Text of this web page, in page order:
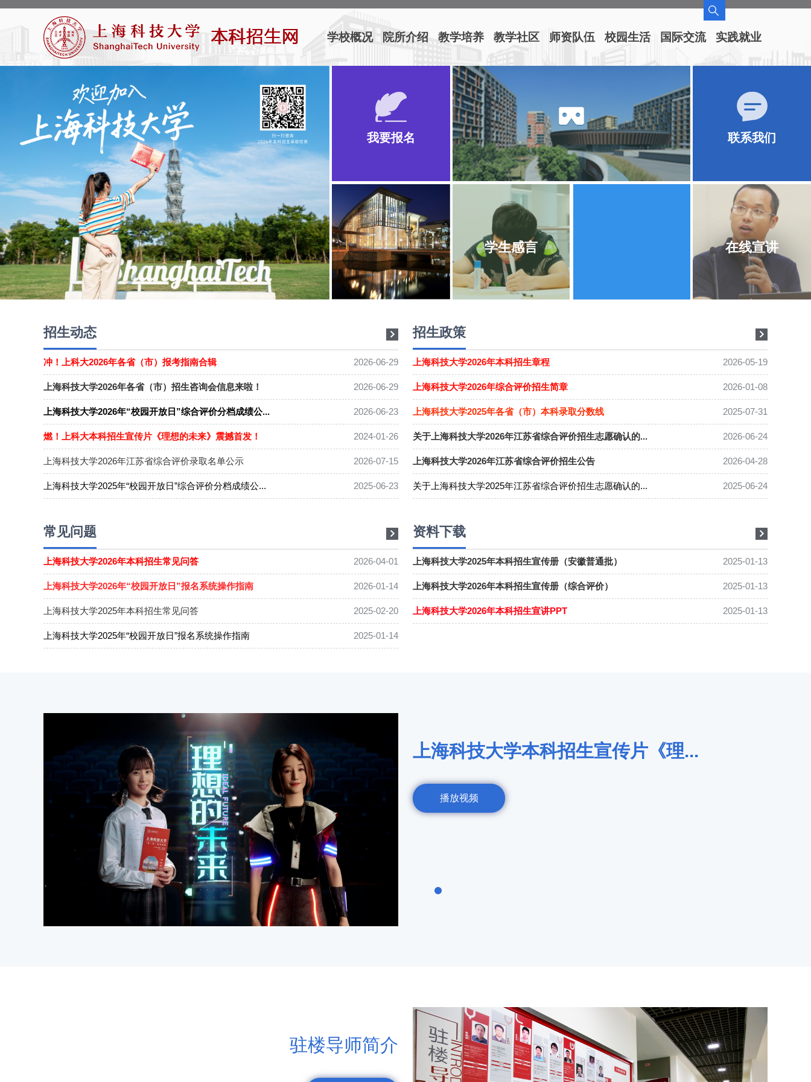
学校概况 院所介绍 教学培养 教学社区 师资队伍 校园生活 国际交流 实践就业
我要报名
学生感言
联系我们
在线宣讲
招生动态
冲！上科大2026年各省（市）报考指南合辑 2026-06-29
上海科技大学2026年各省（市）招生咨询会信息来啦！ 2026-06-29
上海科技大学2026年“校园开放日”综合评价分档成绩公... 2026-06-23
燃！上科大本科招生宣传片《理想的未来》震撼首发！ 2024-01-26
上海科技大学2026年江苏省综合评价录取名单公示 2026-07-15
上海科技大学2025年“校园开放日”综合评价分档成绩公... 2025-06-23
招生政策
上海科技大学2026年本科招生章程 2026-05-19
上海科技大学2026年综合评价招生简章 2026-01-08
上海科技大学2025年各省（市）本科录取分数线 2025-07-31
关于上海科技大学2026年江苏省综合评价招生志愿确认的... 2026-06-24
上海科技大学2026年江苏省综合评价招生公告 2026-04-28
关于上海科技大学2025年江苏省综合评价招生志愿确认的... 2025-06-24
常见问题
上海科技大学2026年本科招生常见问答 2026-04-01
上海科技大学2026年“校园开放日”报名系统操作指南 2026-01-14
上海科技大学2025年本科招生常见问答 2025-02-20
上海科技大学2025年“校园开放日”报名系统操作指南 2025-01-14
资料下载
上海科技大学2025年本科招生宣传册（安徽普通批） 2025-01-13
上海科技大学2026年本科招生宣传册（综合评价） 2025-01-13
上海科技大学2026年本科招生宣讲PPT 2025-01-13
上海科技大学本科招生宣传片《理...
播放视频
驻楼导师简介